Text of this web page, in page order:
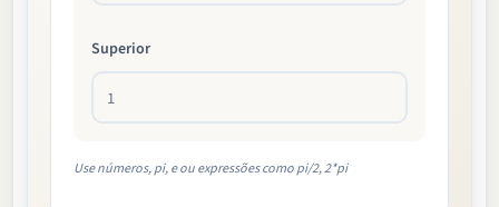
Superior
Use números, pi, e ou expressões como pi/2, 2*pi